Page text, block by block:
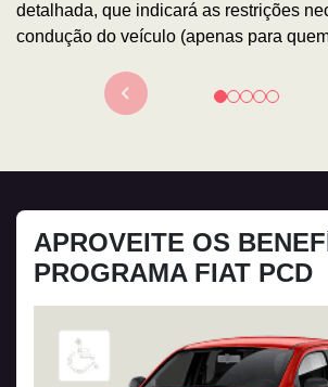
detalhada, que indicará as restrições
condução do veículo (apenas para
APROVEITE OS
PROGRAMA FIAT PCD